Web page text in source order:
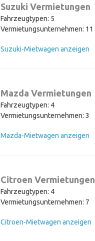
Suzuki Vermietungen
Fahrzeugtypen: 5
Vermietungsunternehmen: 11
Suzuki-Mietwagen anzeigen
Mazda Vermietungen
Fahrzeugtypen: 4
Vermietungsunternehmen: 3
Mazda-Mietwagen anzeigen
Citroen Vermietungen
Fahrzeugtypen: 4
Vermietungsunternehmen: 7
Citroen-Mietwagen anzeigen